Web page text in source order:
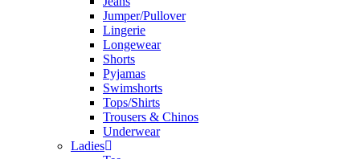
Jumper/Pullover
Lingerie
Longewear
Shorts
Pyjamas
Swimshorts
Tops/Shirts
Trousers & Chinos
Underwear
Ladies